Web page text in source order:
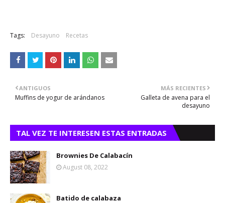
Tags: Desayuno Recetas
MÁS RECIENTES
Galleta de avena para el
desayuno
ANTIGUOS
Muffins de yogur de arándanos
TAL VEZ TE INTERESEN ESTAS ENTRADAS
Brownies De Calabacín
August 08, 2022
Batido de calabaza